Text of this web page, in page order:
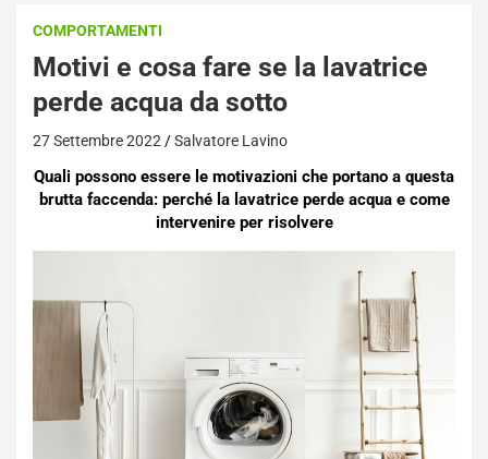
COMPORTAMENTI
Motivi e cosa fare se la lavatrice
perde acqua da sotto
27 Settembre 2022 Salvatore Lavino
Quali possono essere le motivazioni che portano a questa
brutta faccenda: perché la lavatrice perde acqua e come
intervenire per risolvere